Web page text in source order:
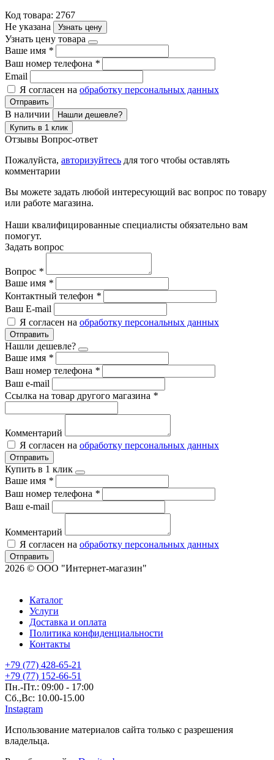
Код товара: 2767
Не указана
Узнать цену
Узнать цену товара
Ваше имя *
Ваш номер телефона *
Email
Я согласен на обработку персональных данных
Отправить
В наличии
Нашли дешевле?
Купить в 1 клик
Отзывы Вопрос-ответ
Пожалуйста, авторизуйтесь для того чтобы оставлять
комментарии
Вы можете задать любой интересующий вас вопрос по товару
или работе магазина.
Наши квалифицированные специалисты обязательно вам
помогут.
Задать вопрос
Вопрос *
Ваше имя *
Контактный телефон *
Ваш E-mail
Я согласен на обработку персональных данных
Отправить
Нашли дешевле?
Ваше имя *
Ваш номер телефона *
Ваш e-mail
Ссылка на товар другого магазина *
Комментарий
Я согласен на обработку персональных данных
Отправить
Купить в 1 клик
Ваше имя *
Ваш номер телефона *
Ваш e-mail
Комментарий
Я согласен на обработку персональных данных
Отправить
2026 © ООО "Интернет-магазин"
Каталог
Услуги
Доставка и оплата
Политика конфиденциальности
Контакты
+79 (77) 428-65-21
+79 (77) 152-66-51
Пн.-Пт.: 09:00 - 17:00
Сб.,Вс: 10.00-15.00
Instagram
Использование материалов сайта только с разрешения
владельца.